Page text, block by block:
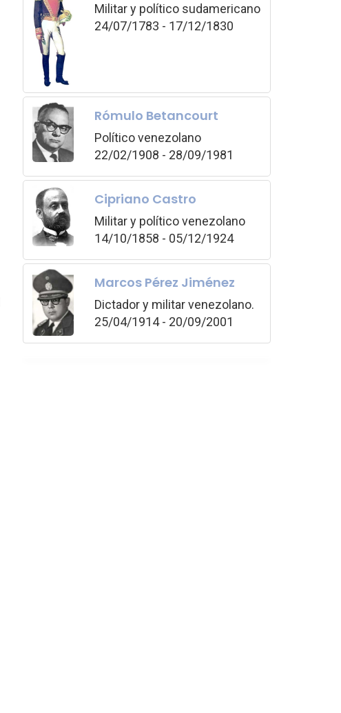
Militar y político sudamericano
24/07/1783 - 17/12/1830
Rómulo Betancourt
Político venezolano
22/02/1908 - 28/09/1981
Cipriano Castro
Militar y político venezolano
14/10/1858 - 05/12/1924
Marcos Pérez Jiménez
Dictador y militar venezolano.
25/04/1914 - 20/09/2001